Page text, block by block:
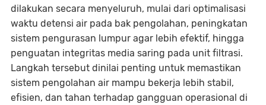
dilakukan secara menyeluruh, mulai dari optimalisasi
waktu detensi air pada bak pengolahan, peningkatan
sistem pengurasan lumpur agar lebih efektif, hingga
penguatan integritas media saring pada unit filtrasi.
Langkah tersebut dinilai penting untuk memastikan
sistem pengolahan air mampu bekerja lebih stabil,
efisien, dan tahan terhadap gangguan operasional di